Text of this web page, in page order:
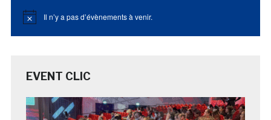
Notice Il n’y a pas d’évènements à venir.
EVENT CLIC